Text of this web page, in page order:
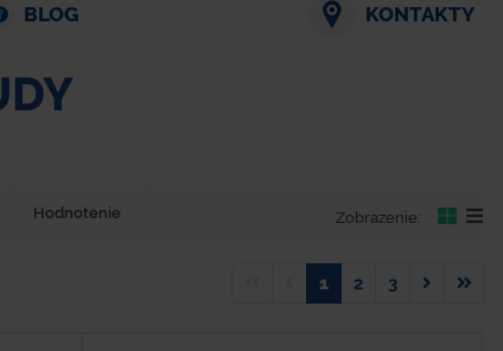
BLOG KONTAKTY
Hodnotenie Zobrazenie:
1 2 3